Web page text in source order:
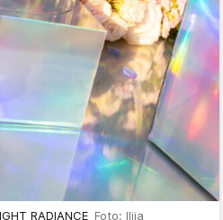
RADIANCE Foto: Ilija